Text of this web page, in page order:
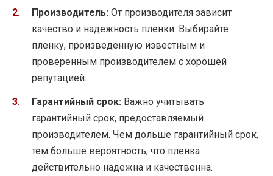
Производитель: От производителя зависит
качество и надежность пленки. Выбирайте
пленку, произведенную известным и
проверенным производителем с хорошей
репутацией.
Гарантийный срок: Важно учитывать
гарантийный срок, предоставляемый
производителем. Чем дольше гарантийный срок,
тем больше вероятность, что пленка
действительно надежна и качественна.